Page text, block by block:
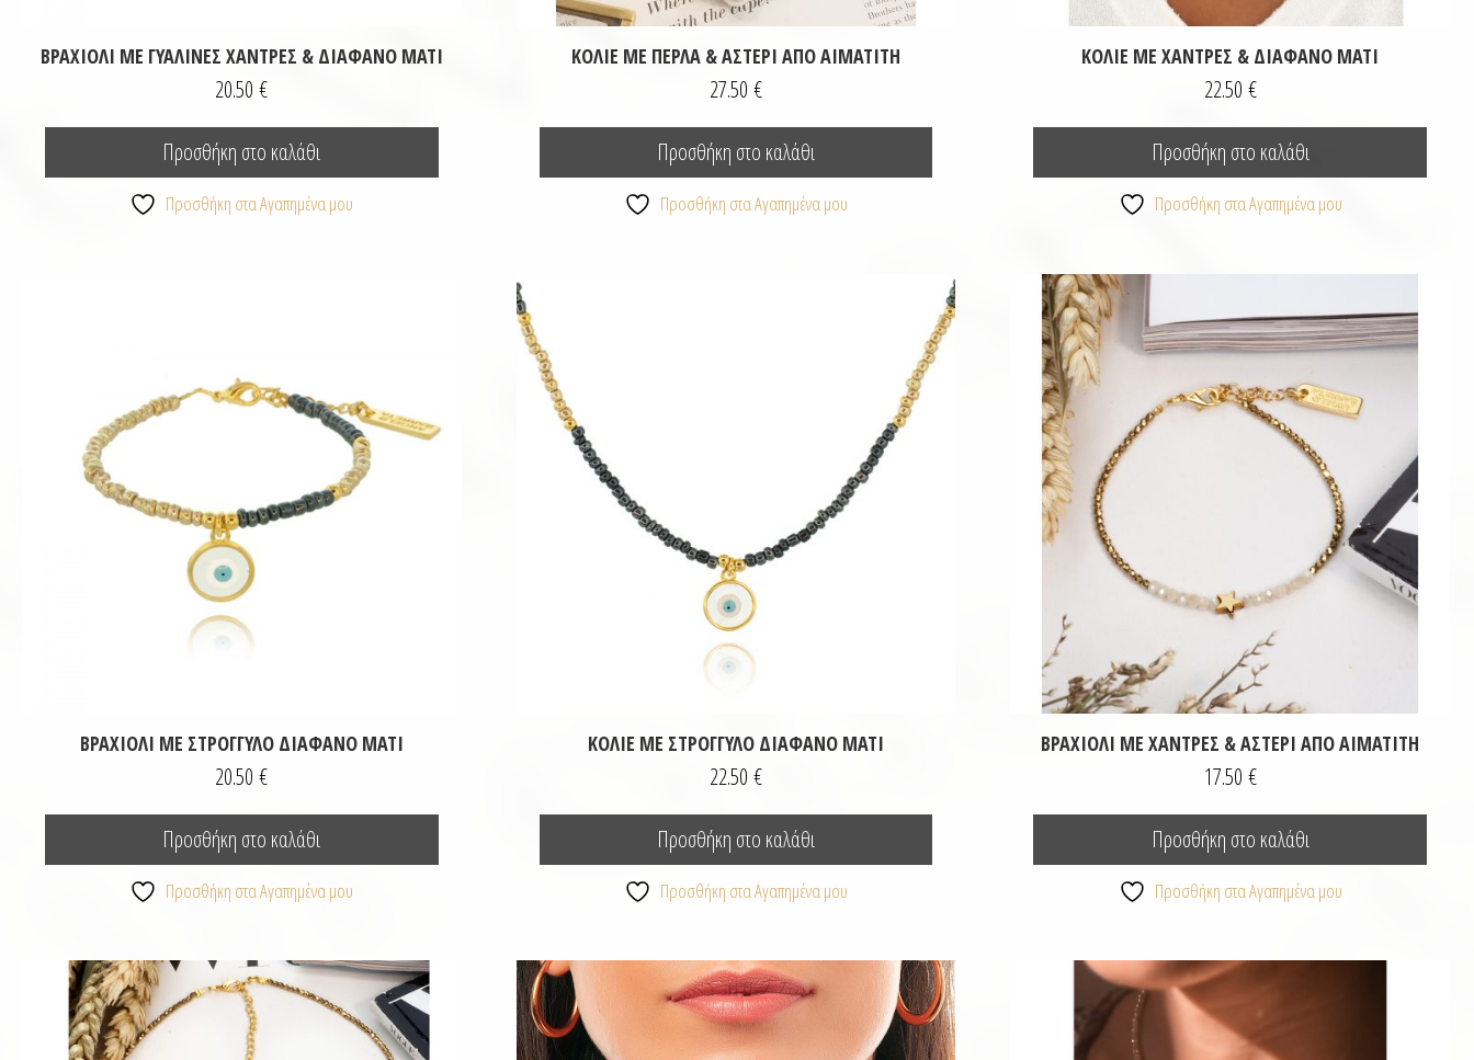
ΒΡΑΧΙΌΛΙ ΜΕ ΓΥΆΛΙΝΕΣ ΧΆΝΤΡΕΣ & ΔΙΆΦΑΝΟ ΜΆΤΙ
20.50€
Προσθήκη στο καλάθι
Προσθήκη στα Αγαπημένα μου
ΚΟΛΙΈ ΜΕ ΠΈΡΛΑ & ΑΣΤΈΡΙ ΑΠΌ ΑΙΜΑΤΊΤΗ
27.50 €
Προσθήκη στο καλάθι
Προσθήκη στα Αγαπημένα μου
ΚΟΛΙΈ ΜΕ ΧΆΝΤΡΕΣ & ΔΙΆΦΑΝΟ ΜΆΤΙ
22.50 €
Προσθήκη στο καλάθι
Προσθήκη στα Αγαπημένα μου
ΒΡΑΧΙΟΛΙ ΜΕ ΣΤΡΟΓΓΥΛΟ ΔΙΑΦΑΝΟ ΜΑΤΙ
20.50€
Προσθήκη στο καλάθι
Προσθήκη στα Αγαπημένα μου
ΚΟΛΙΈ ΜΕ ΣΤΡΟΓΓΥΛΌ ΔΙΆΦΑΝΟ ΜΆΤΙ
22.50 €
Προσθήκη στο καλάθι
Προσθήκη στα Αγαπημένα μου
ΒΡΑΧΙΌΛΙ ΜΕ ΧΆΝΤΡΕΣ & ΑΣΤΈΡΙ ΑΠΌ ΑΙΜΑΤΊΤΗ
17.50 €
Προσθήκη στο καλάθι
Προσθήκη στα Αγαπημένα μου